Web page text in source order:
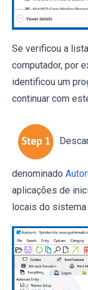
Se verificou a
computador, por
identificou um
continuar com
denominado
aplicações de
locais do